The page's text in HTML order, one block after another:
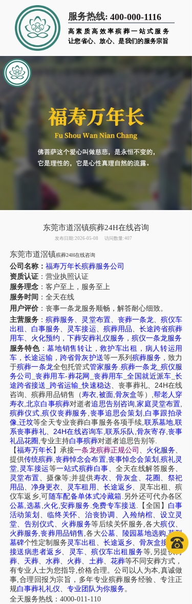
服务热线: 400-000-1116
高素质高效率殡葬一站式服务
让您省心、放心、是我们的服务宗旨
东莞市道滘镇殡葬24H在线咨询
发布日期:2026-05-08 访问数量:407
东莞市道滘镇殡葬24H在线咨询
公司名称： 福寿万年长殡葬服务公司
资质认证：营业执照认证
服务理念：客户至上，服务至上
服务时间 ：全天在线
用户评价：丧事一条龙服务顺畅，解答耐心细致。
主营服务 ：殡葬服务、 灵堂布置、 丧葬一条龙、殡仪车
出租 、 白事服务、 灵车接运、 殡葬用品、 长途跨省殡葬
用车、 火化预约 ， 下葬安葬礼仪服务 ， 殡仪一条龙服务
服务特色：墓地销售转让 ，救护车出租 ， 病人转运用
车， 长途运输 ，跨省骨灰护送等一系列 殡葬服务 ，致力
于殡葬一条龙全包托管式管家服务 .殡葬一条龙_ 殡仪服
务公司
_丧葬用车-葬花网 丧葬用车 全国就近派车 长
途跨省接送 跨省运输 _快速稳达、丧事葬礼、 24H在线
咨询、殡葬用品销售 （寿衣 被面, 骨灰盒等）
帮老人穿
寿衣 ,北京白事殡葬对逝者追思告别咨询 ,家庭灵堂布置
殡葬仪式 殡仪丧葬服务 丧事追思会策划 白事跟拍录
像 迁坟等全天专业丧葬白事服务各项手续 联系墓地 ,联
系丧事葬礼、24H在线咨询车 联系乐队 骨灰寄存, 丧事
礼品花圈 专业主持白事殡葬对逝者追思告别等.
【福寿万年长 】承接一条龙殡葬正规公司 、 火化服务、
提供传统殡葬 丧葬悼念会布置, 丧事悼念会策划 殡礼灵
堂 灵车接运等一站式殡葬白事、全天在线解答服务、
灵堂布置、摄像等;并提供寿衣、骨灰盒 、花圈 、 祭祀
用品、 净身更衣、 灵车租用 、 长途返乡、 灵车出租 、殡
仪车返乡 可 随车配备单体式冷藏箱 另外还可代办各区
公墓 选墓 火化 安葬服务 免费专车接送 【全国】 白事
活动策划 、临终关怀、 治丧协调 、 入殓纳棺、 设立灵
堂、 告别仪式、 火葬服务等后续关怀服务,各大殡仪、
火葬服务,丧葬用品销售,各大公墓、 陵园墓地选购,墓型
墓碑个性定制服务 灵车出租 、 长途返乡、 骨灰盒接送、
接送病患者返乡、 灵车、殡仪车出租服务等,另提供树
葬、 天葬、水葬、 火葬、 土葬、 花葬等不同安葬方式，
有专业人士为您指导,价格合理。公司以人为本,真诚做
事,合理回报为宗旨，多年专业殡葬服务经验、专注正
规白事葬礼礼仪、 专业团队为你服务。
全天服务热线：4000-011-110